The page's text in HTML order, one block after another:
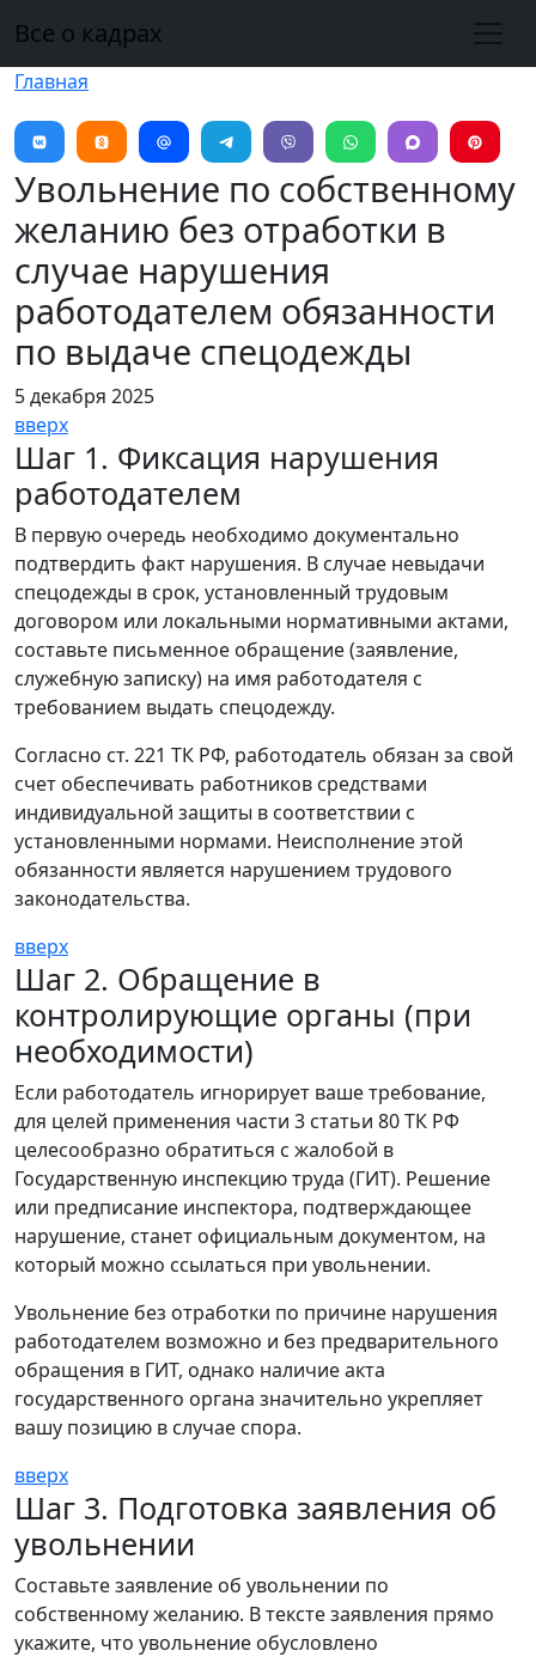
Все о кадрах
Главная
Увольнение по собственному
желанию без отработки в
случае нарушения
работодателем обязанности
по выдаче спецодежды
5 декабря 2025
вверх
Шаг 1. Фиксация нарушения
работодателем
В первую очередь необходимо документально
подтвердить факт нарушения. В случае невыдачи
спецодежды в срок, установленный трудовым
договором или локальными нормативными актами,
составьте письменное обращение (заявление,
служебную записку) на имя работодателя с
требованием выдать спецодежду.
Согласно ст. 221 ТК РФ, работодатель обязан за свой
счет обеспечивать работников средствами
индивидуальной защиты в соответствии с
установленными нормами. Неисполнение этой
обязанности является нарушением трудового
законодательства.
вверх
Шаг 2. Обращение в
контролирующие органы (при
необходимости)
Если работодатель игнорирует ваше требование,
для целей применения части 3 статьи 80 ТК РФ
целесообразно обратиться с жалобой в
Государственную инспекцию труда (ГИТ). Решение
или предписание инспектора, подтверждающее
нарушение, станет официальным документом, на
который можно ссылаться при увольнении.
Увольнение без отработки по причине нарушения
работодателем возможно и без предварительного
обращения в ГИТ, однако наличие акта
государственного органа значительно укрепляет
вашу позицию в случае спора.
вверх
Шаг 3. Подготовка заявления об
увольнении
Составьте заявление об увольнении по
собственному желанию. В тексте заявления прямо
укажите, что увольнение обусловлено